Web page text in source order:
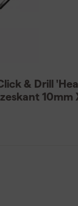
& Drill
10mm